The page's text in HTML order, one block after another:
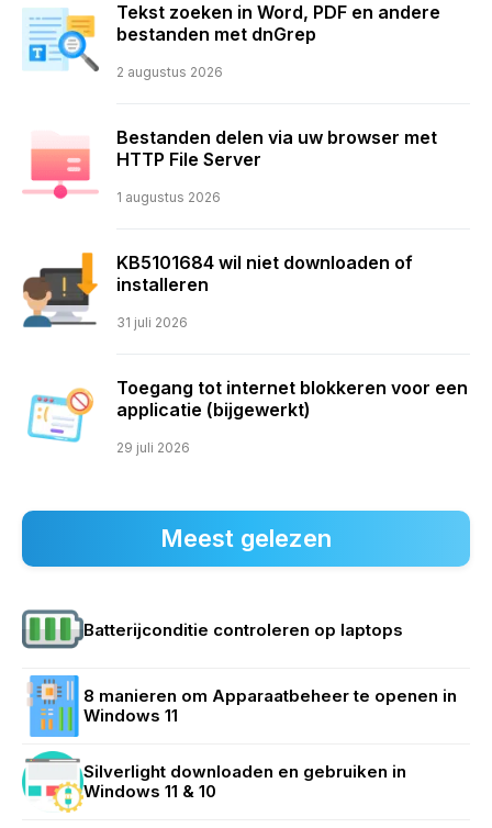
Tekst zoeken in Word, PDF en andere
bestanden met dnGrep
2 augustus 2026
Bestanden delen via uw browser met
HTTP File Server
1 augustus 2026
KB5101684 wil niet downloaden of
installeren
31 juli 2026
Toegang tot internet blokkeren voor een
applicatie (bijgewerkt)
29 juli 2026
Meest gelezen
Batterijconditie controleren op laptops
8 manieren om Apparaatbeheer te openen in
Windows 11
Silverlight downloaden en gebruiken in
Windows 11 & 10